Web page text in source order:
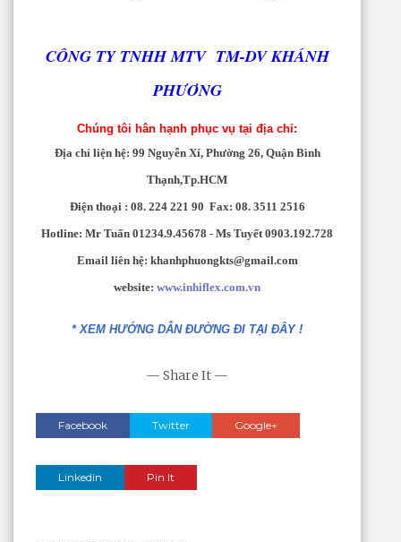
CÔNG TY TNHH MTV TM-DV KHÁNH
PHƯƠNG
Chúng tôi hân hạnh phục vụ tại địa chỉ:
Địa chỉ liện hệ: 99 Nguyễn Xí, Phường 26, Quận Bình
Thạnh,Tp.HCM
Điện thoại : 08. 224 221 90 Fax: 08. 3511 2516
Hotline: Mr Tuấn 01234.9.45678 - Ms Tuyết 0903.192.728
Email liên hệ: khanhphuongkts@gmail.com
website: www.inhiflex.com.vn
* XEM HƯỚNG DẪN ĐƯỜNG ĐI TẠI ĐÂY !
— Share It —
Facebook Twitter Google+
Linkedin Pin It